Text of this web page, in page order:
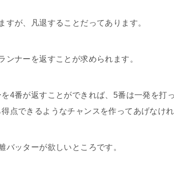
が、凡退することだってあります。
ナーを返すことが求められます。
4番が返すことができれば、5番は一発を打
点できるようなチャンスを作ってあげなけれ
バッターが欲しいところです。